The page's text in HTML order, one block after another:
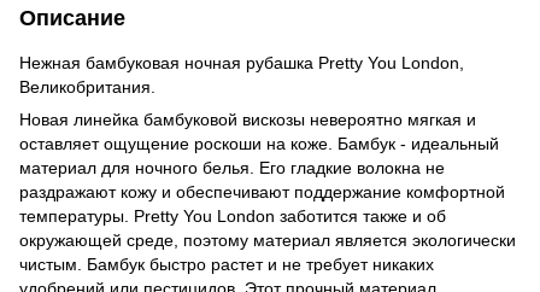
Описание
Нежная бамбуковая ночная рубашка Pretty You London,
Великобритания.
Новая линейка бамбуковой вискозы невероятно мягкая и
оставляет ощущение роскоши на коже. Бамбук - идеальный
материал для ночного белья. Его гладкие волокна не
раздражают кожу и обеспечивают поддержание комфортной
температуры. Pretty You London заботится также и об
окружающей среде, поэтому материал является экологически
чистым. Бамбук быстро растет и не требует никаких
удобрений или пестицидов. Этот прочный материал